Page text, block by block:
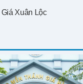
Xuân Lộc